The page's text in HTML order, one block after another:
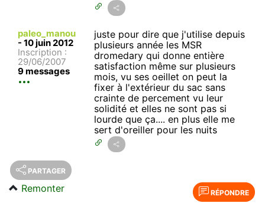
paleo_manou
- 10 juin 2012
Inscription :
29/06/2007
9 messages
juste pour dire que j'utilise depuis
plusieurs année les MSR
dromedary qui donne entière
satisfaction même sur plusieurs
mois, vu ses oeillet on peut la
fixer à l'extérieur du sac sans
crainte de percement vu leur
solidité et elles ne sont pas si
lourde que ça.... en plus elle me
sert d'oreiller pour les nuits
PARTAGER
RÉPONDRE
Remonter